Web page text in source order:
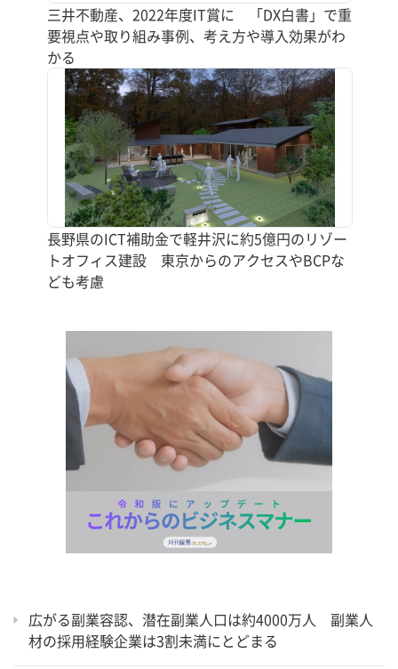
三井不動産、2022年度IT賞に 「DX白書」で重
要視点や取り組み事例、考え方や導入効果がわ
かる
長野県のICT補助金で軽井沢に約5億円のリゾー
トオフィス建設 東京からのアクセスやBCPな
ども考慮
広がる副業容認、潜在副業人口は約4000万人 副業人
材の採用経験企業は3割未満にとどまる